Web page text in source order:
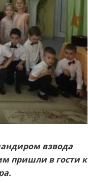
взвода
пришли в гости к